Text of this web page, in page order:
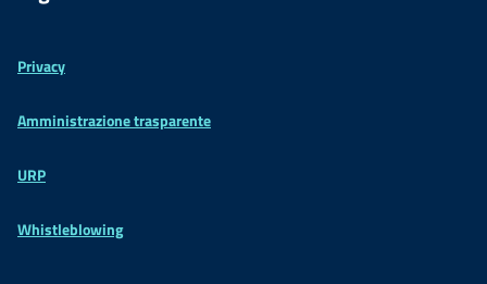
Privacy
Amministrazione trasparente
URP
Whistleblowing